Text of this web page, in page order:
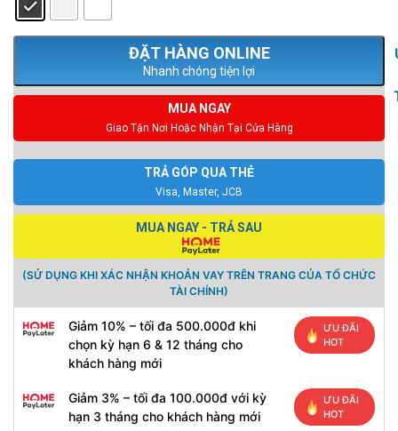
Nhanh chóng tiện lợi
MUA NGAY
Giao Tận Nơi Hoặc Nhận Tại Cửa Hàng
TRẢ GÓP QUA THẺ
Visa, Master, JCB
MUA NGAY - TRẢ SAU
(SỬ DỤNG KHI XÁC NHẬN KHOẢN VAY TRÊN TRANG CỦA TỔ CHỨC
TÀI CHÍNH)
Giảm 10% – tối đa 500.000đ khi
chọn kỳ hạn 6 & 12 tháng cho
khách hàng mới
ƯU ĐÃI
HOT
Giảm 3% – tối đa 100.000đ với kỳ
hạn 3 tháng cho khách hàng mới
ƯU ĐÃI
HOT